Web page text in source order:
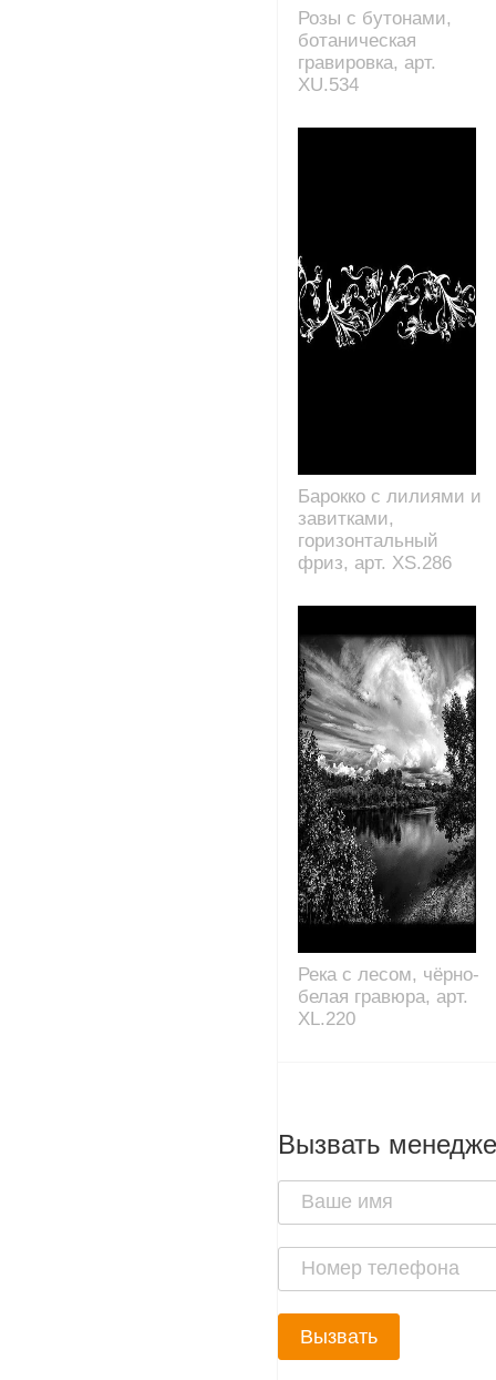
Розы с бутонами,
ботаническая
гравировка, арт.
XU.534
Барокко с лилиями и
завитками,
горизонтальный
фриз, арт. XS.286
Река с лесом, чёрно-
белая гравюра, арт.
XL.220
Вызвать
Вызвать